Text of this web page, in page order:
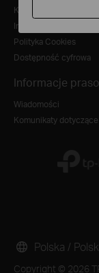
Kontakt
Informacja o
Polityka Cookies
Dostępność cyfrowa
Informacje
Wiadomości
Komunikaty
Copyright © 2026
Polska /